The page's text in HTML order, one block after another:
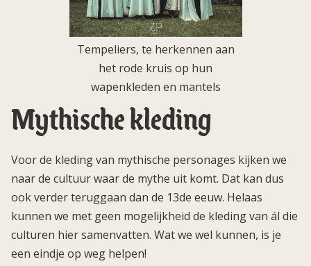
Tempeliers, te herkennen aan
het rode kruis op hun
wapenkleden en mantels
Mythische kleding
Voor de kleding van mythische personages kijken we
naar de cultuur waar de mythe uit komt. Dat kan dus
ook verder teruggaan dan de 13de eeuw. Helaas
kunnen we met geen mogelijkheid de kleding van ál die
culturen hier samenvatten. Wat we wel kunnen, is je
een eindje op weg helpen!